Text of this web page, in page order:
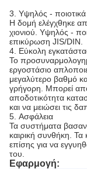
3. Υψηλός - ποιοτικά
Η δομή ελέγχθηκε
χιονιού. Υψηλός -
επικύρωση JIS/DIN.
4. Εύκολη
Το
εργοστάσιο
μεγαλύτερο βαθμό
γρήγορη. Μπορεί
αποδοτικότητα
και να μειώσει τις
5. Ασφάλεια
Τα συστήματα
καιρική συνθήκη. Τα
επίσης για να
του.
Εφαρμογή: